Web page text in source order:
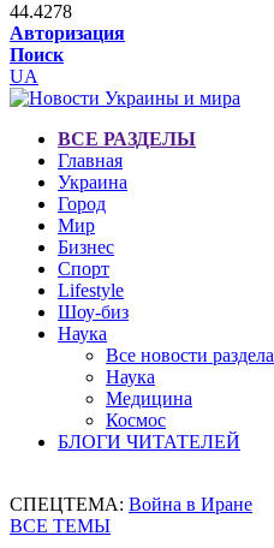
44.4278
Авторизация
Поиск
UA
ВСЕ РАЗДЕЛЫ
Главная
Украина
Город
Мир
Бизнес
Спорт
Lifestyle
Шоу-биз
Наука
Все новости раздела
Наука
Медицина
Космос
БЛОГИ ЧИТАТЕЛЕЙ
СПЕЦТЕМА: Война в Иране
ВСЕ ТЕМЫ